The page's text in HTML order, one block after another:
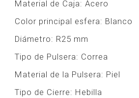
Material de Caja: Acero
Color principal esfera: Blanco
Diámetro: R25 mm
Tipo de Pulsera: Correa
Material de la Pulsera: Piel
Tipo de Cierre: Hebilla